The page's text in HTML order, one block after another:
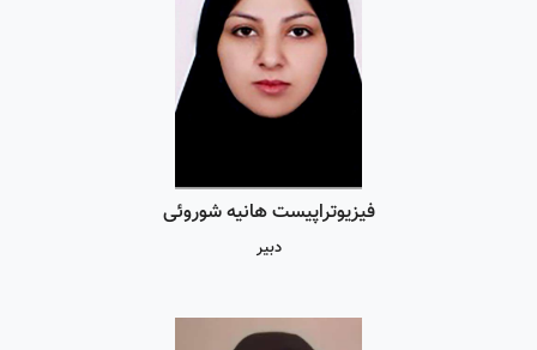
فیزیوتراپیست هانیه شوروئی
دبیر